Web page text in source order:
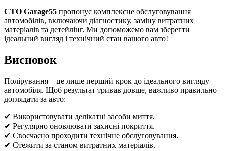
СТО Garage55 пропонує комплексне обслуговування
автомобілів, включаючи діагностику, заміну витратних
матеріалів та детейлінг. Ми допоможемо вам зберегти
ідеальний вигляд і технічний стан вашого авто!
Висновок
Полірування – це лише перший крок до ідеального вигляду
автомобіля. Щоб результат тривав довше, важливо правильно
доглядати за авто:
✔ Використовувати делікатні засоби миття.
✔ Регулярно оновлювати захисні покриття.
✔ Своєчасно проходити технічне обслуговування.
✔ Стежити за станом витратних матеріалів.